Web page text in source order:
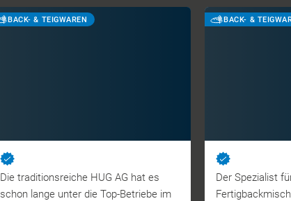
BACK- & TEIGWAREN
Die traditionsreiche HUG AG hat es
schon lange unter die Top-Betriebe im
BACK- &
Der Spezialist